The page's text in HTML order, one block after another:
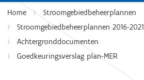
Home
Stroomgebiedbeheerplannen
Stroomgebiedbeheerplannen 2016-2021
Achtergronddocumenten
Goedkeuringsverslag plan-MER